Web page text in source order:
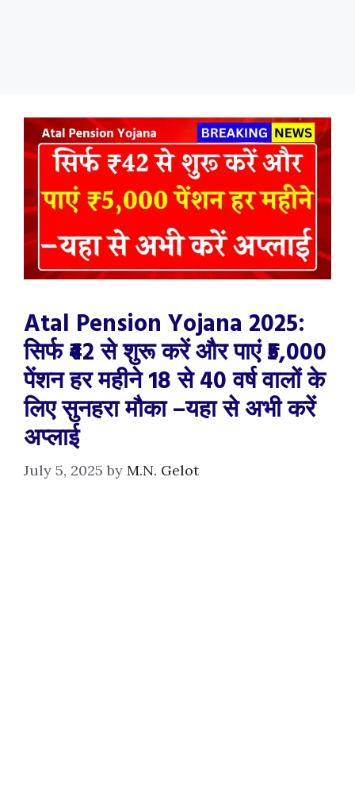
Atal Pension Yojana 2025:
सिर्फ ₹42 से शुरू करें और पाएं ₹5,000
पेंशन हर महीने 18 से 40 वर्ष वालों के
लिए सुनहरा मौका –यहा से अभी करें
अप्लाई
July 5, 2025 by M.N. Gelot